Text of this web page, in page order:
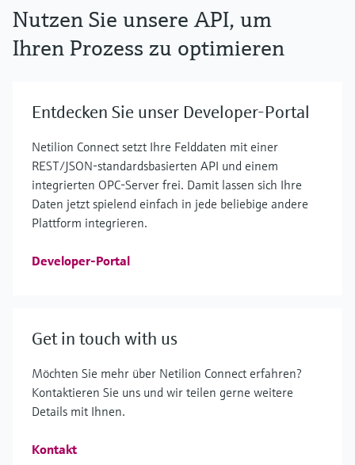
Nutzen Sie unsere API, um
Ihren Prozess zu optimieren
Entdecken Sie unser Developer-Portal
Netilion Connect setzt Ihre Felddaten mit einer
REST/JSON-standardsbasierten API und einem
integrierten OPC-Server frei. Damit lassen sich Ihre
Daten jetzt spielend einfach in jede beliebige andere
Plattform integrieren.
Developer-Portal
Get in touch with us
Möchten Sie mehr über Netilion Connect erfahren?
Kontaktieren Sie uns und wir teilen gerne weitere
Details mit Ihnen.
Kontakt